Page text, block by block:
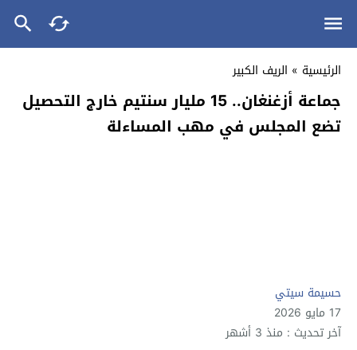
الرئيسية » الريف الكبير
جماعة أزغنغان.. 15 مليار سنتيم خارج التحصيل
تضع المجلس في مهب المساءلة
حسيمة سيتي
17 مايو 2026
آخر تحديث : منذ 3 أشهر